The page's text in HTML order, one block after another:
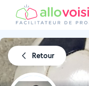
Retour